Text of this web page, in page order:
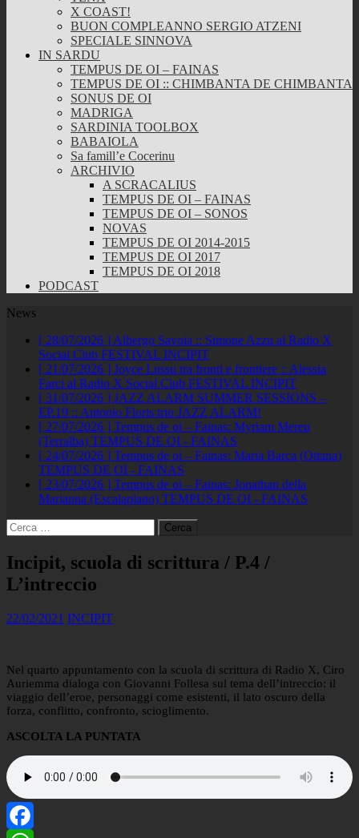
X COAST!
BUON COMPLEANNO SERGIO ATZENI
SPECIALE SINNOVA
IN SARDU
TEMPUS DE OI – FAINAS
TEMPUS DE OI :: CHIMBANTA DE CHIMBANTA
SONUS DE OI
MADRIGA
SARDINIA TOOLBOX
BABAIOLA
Sa famill’e Cocerinu
ARCHIVIO
A SCRACALIUS
TEMPUS DE OI – FAINAS
TEMPUS DE OI – SONOS
NOVAS
TEMPUS DE OI 2014-2015
TEMPUS DE OI 2017
TEMPUS DE OI 2018
PODCAST
News
[ 28/07/2026 ] Albergo Savoia :: Simone Azzu al Radio X
Social Club FESTIVAL INCIPIT
[ 21/07/2026 ] Joyce Lussu tra fronti e frontiere :: Alessia
Farci al Radio X Social Club FESTIVAL INCIPIT
[ 31/07/2026 ] JAZZ ALARM SUMMER SESSIONS –
EP.19 :: Antonio Floris trio JAZZ ALARM!
[ 27/07/2026 ] Tempus de oi – Fainas: Myriam Mereu
(Terralba) TEMPUS DE OI - FAINAS
[ 24/07/2026 ] Tempus de oi – Fainas: Maria Barca (Ottana)
TEMPUS DE OI - FAINAS
[ 23/07/2026 ] Tempus de oi – Fainas: Jonathan della
Marianna (Escalaplano) TEMPUS DE OI - FAINAS
Ricerca
per:
Incipit, scuola di scrittura / P.4 /
L’intreccio
22/02/2021 INCIPIT
Nel quarto appuntamento con la scuola di scrittura di Radio X, Ciro
Auriemma dialoga con Giovanni Follesa sul tema dell’intreccio: il
viaggio dell’eroe, personaggi come esistenti, il lato oscuro della
forza, conflitto, confronto, scioglimento.
ASCOLTA LA PUNTATA